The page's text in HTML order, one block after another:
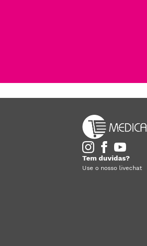
Tem duvidas?
Use o nosso livechat